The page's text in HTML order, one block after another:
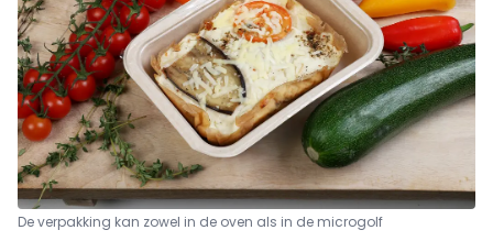
De verpakking kan zowel in de oven als in de microgolf